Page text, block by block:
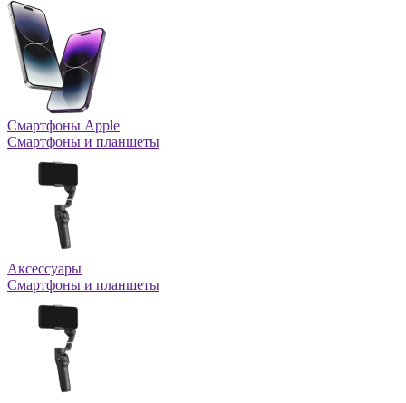
Смартфоны Apple
Смартфоны и планшеты
Аксессуары
Смартфоны и планшеты